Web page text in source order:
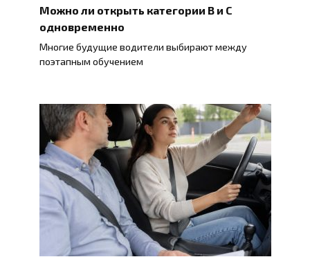
Можно ли открыть категории B и C
одновременно
Многие будущие водители выбирают между
поэтапным обучением